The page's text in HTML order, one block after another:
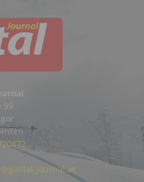
99
journal.at